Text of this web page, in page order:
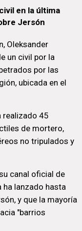
en la última
Jersón
Oleksander
un civil por la
por las
ubicada en el
realizado 45
de mortero,
no tripulados y
canal oficial de
ha lanzado hasta
y que la mayoría
"barrios